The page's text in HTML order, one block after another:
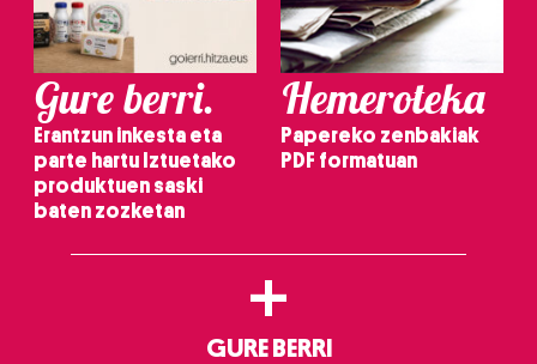
Gure berri.
Erantzun inkesta eta
parte hartu Iztuetako
produktuen saski
baten zozketan
Hemeroteka
Papereko zenbakiak
PDF formatuan
+
GURE BERRI